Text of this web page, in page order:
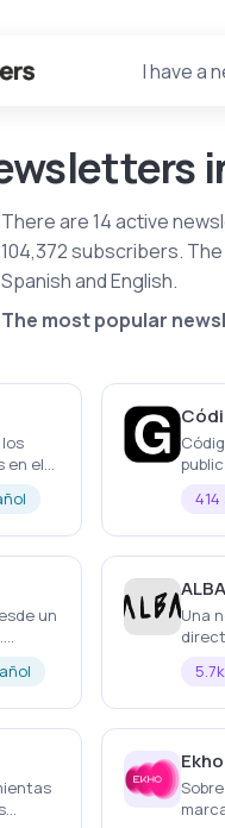
I have a
There are 14 active
104,372 subscribers.
Spanish and English.
The most popular
en el
un
Una
mis